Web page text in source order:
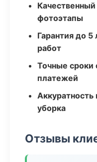
фотоэтапы
Гарантия до
работ
Точные сроки
платежей
Аккуратность
уборка
Отзывы